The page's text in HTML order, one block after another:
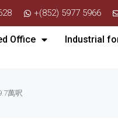
+(852) 5977 5966
Office Industrial
萬呎